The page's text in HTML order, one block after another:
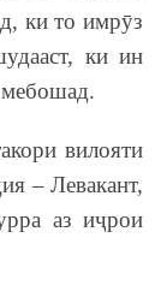
ки то имрӯз
ки ин
мебошад.
вилояти
– Левакант,
аз иҷрои